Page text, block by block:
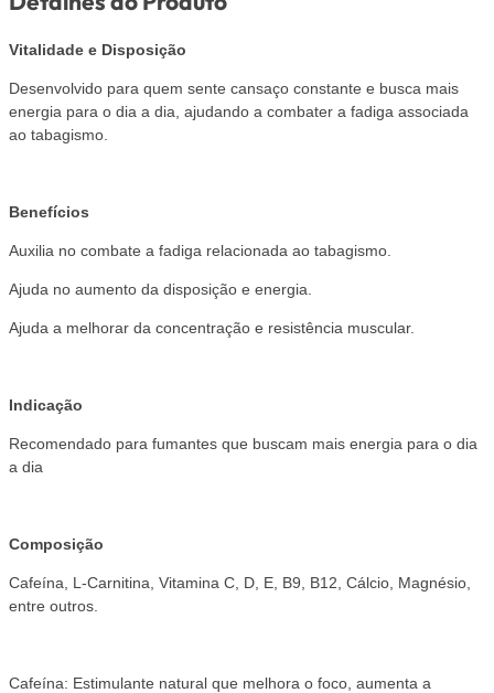
Vitalidade e Disposição
Desenvolvido para quem sente cansaço constante e busca mais
energia para o dia a dia​, ajudando a combater a fadiga associada
ao tabagismo.
Benefícios
Auxilia no combate a fadiga relacionada ao tabagismo.
Ajuda no aumento da disposição e energia.
Ajuda a melhorar da concentração e resistência muscular.
Indicação
Recomendado para fumantes que buscam mais energia para o dia
a dia
Composição
Cafeína, L-Carnitina, Vitamina C, D, E, B9, B12, Cálcio, Magnésio,
entre outros.
Cafeína: Estimulante natural que melhora o foco, aumenta a